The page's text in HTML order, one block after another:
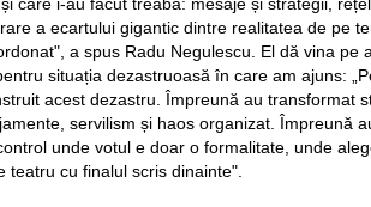
a ecartului gigantic dintre realitatea de pe
a spus Radu Negulescu. El dă vina pe
situația dezastruoasă în care am ajuns:
acest dezastru. Împreună au transformat
servilism și haos organizat. Împreună
unde votul e doar o formalitate, unde
teatru cu finalul scris dinainte".